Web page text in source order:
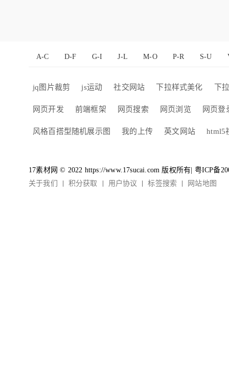
A-C D-F G-I J-L M-O P-R S-U
jq图片裁剪 js运动 社交网站 下拉样式美化 下
网页开发 前端框架 网页搜索 网页浏览 网页登
风格百搭型随机展示图 我的上传 英文网站 html5
17素材网 © 2022 https://www.17sucai.com 版权所有| 粤ICP备
关于我们
积分获取 用户协议 标签搜索 网站地图